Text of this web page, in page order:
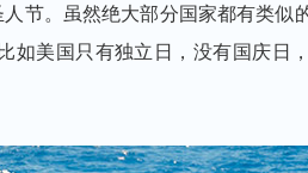
节。虽然绝大部分国家都有类似
如美国只有独立日，没有国庆日